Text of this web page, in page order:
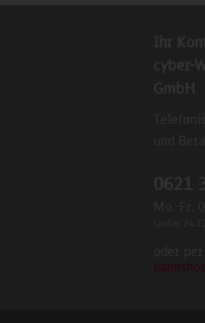
Ihr
cyber-
GmbH
und
0621
Mo.-Fr.
(außer
oder per